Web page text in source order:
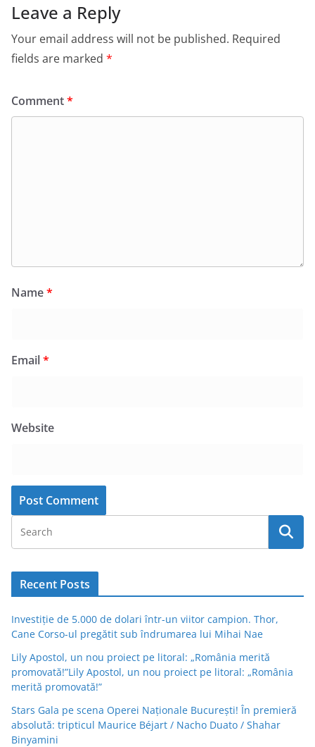
Leave a Reply
Your email address will not be published. Required
fields are marked *
Comment*
Name*
Email*
Website
Recent Posts
Investiție de 5.000 de dolari într-un viitor campion. Thor,
Cane Corso-ul pregătit sub îndrumarea lui Mihai Nae
Lily Apostol, un nou proiect pe litoral: „România merită
promovată!”Lily Apostol, un nou proiect pe litoral: „România
merită promovată!”
Stars Gala pe scena Operei Naționale București! În premieră
absolută: tripticul Maurice Béjart / Nacho Duato / Shahar
Binyamini